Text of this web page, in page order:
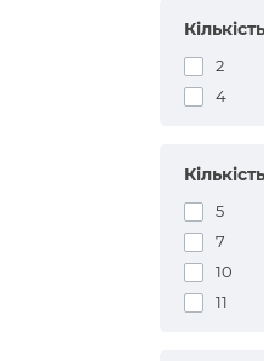
2
4
5
7
10
11